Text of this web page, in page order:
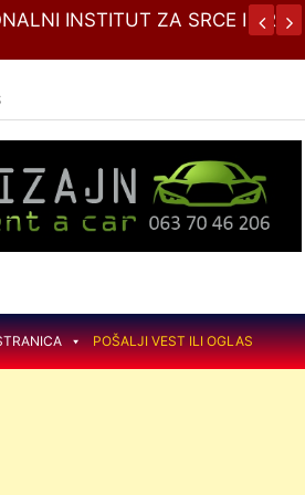
INSTITUT ZA SRCE I KRVNE
POŠALJI VEST ILI OGLAS